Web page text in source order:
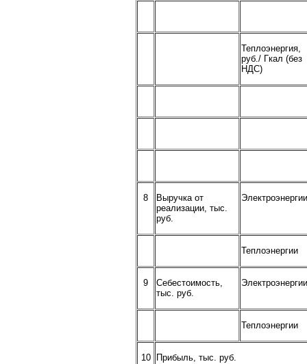
Теплоэнергия,
руб./ Гкал (без
НДС)
8
Выручка от
реализации, тыс.
руб.
Электроэнергии
Теплоэнергии
9
Себестоимость,
тыс. руб.
Электроэнергии
Теплоэнергии
10 Прибыль, тыс. руб.